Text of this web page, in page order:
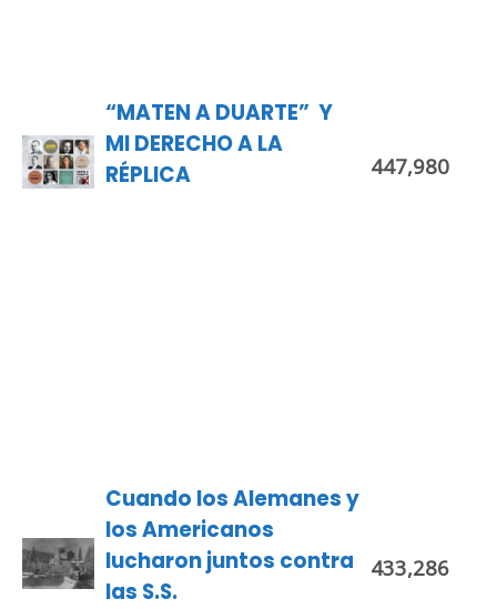
“MATEN A DUARTE” Y
MI DERECHO A LA
RÉPLICA
447,980
Cuando los Alemanes y
los Americanos
lucharon juntos contra
las S.S.
433,286